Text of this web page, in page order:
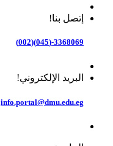
إتصل بنا!
3368069-(045)(002)
البريد الإلكتروني!
info.portal@dmu.edu.eg